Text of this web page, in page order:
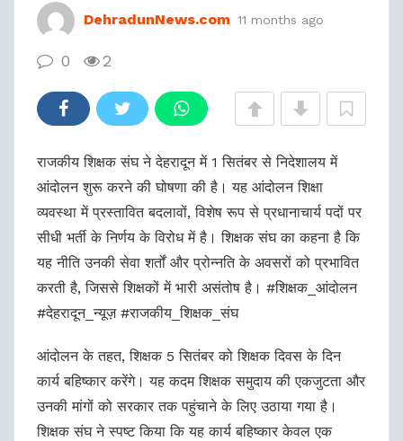
DehradunNews.com 11 months ago
0 2
राजकीय शिक्षक संघ ने देहरादून में 1 सितंबर से निदेशालय में
आंदोलन शुरू करने की घोषणा की है। यह आंदोलन शिक्षा
व्यवस्था में प्रस्तावित बदलावों, विशेष रूप से प्रधानाचार्य पदों पर
सीधी भर्ती के निर्णय के विरोध में है। शिक्षक संघ का कहना है कि
यह नीति उनकी सेवा शर्तों और प्रोन्नति के अवसरों को प्रभावित
करती है, जिससे शिक्षकों में भारी असंतोष है। #शिक्षक_आंदोलन
#देहरादून_न्यूज़ #राजकीय_शिक्षक_संघ
आंदोलन के तहत, शिक्षक 5 सितंबर को शिक्षक दिवस के दिन
कार्य बहिष्कार करेंगे। यह कदम शिक्षक समुदाय की एकजुटता और
उनकी मांगों को सरकार तक पहुंचाने के लिए उठाया गया है।
शिक्षक संघ ने स्पष्ट किया कि यह कार्य बहिष्कार केवल एक